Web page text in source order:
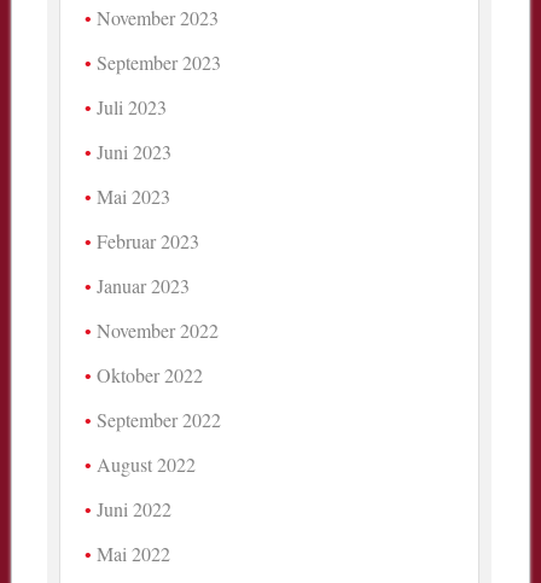
November 2023
September 2023
Juli 2023
Juni 2023
Mai 2023
Februar 2023
Januar 2023
November 2022
Oktober 2022
September 2022
August 2022
Juni 2022
Mai 2022